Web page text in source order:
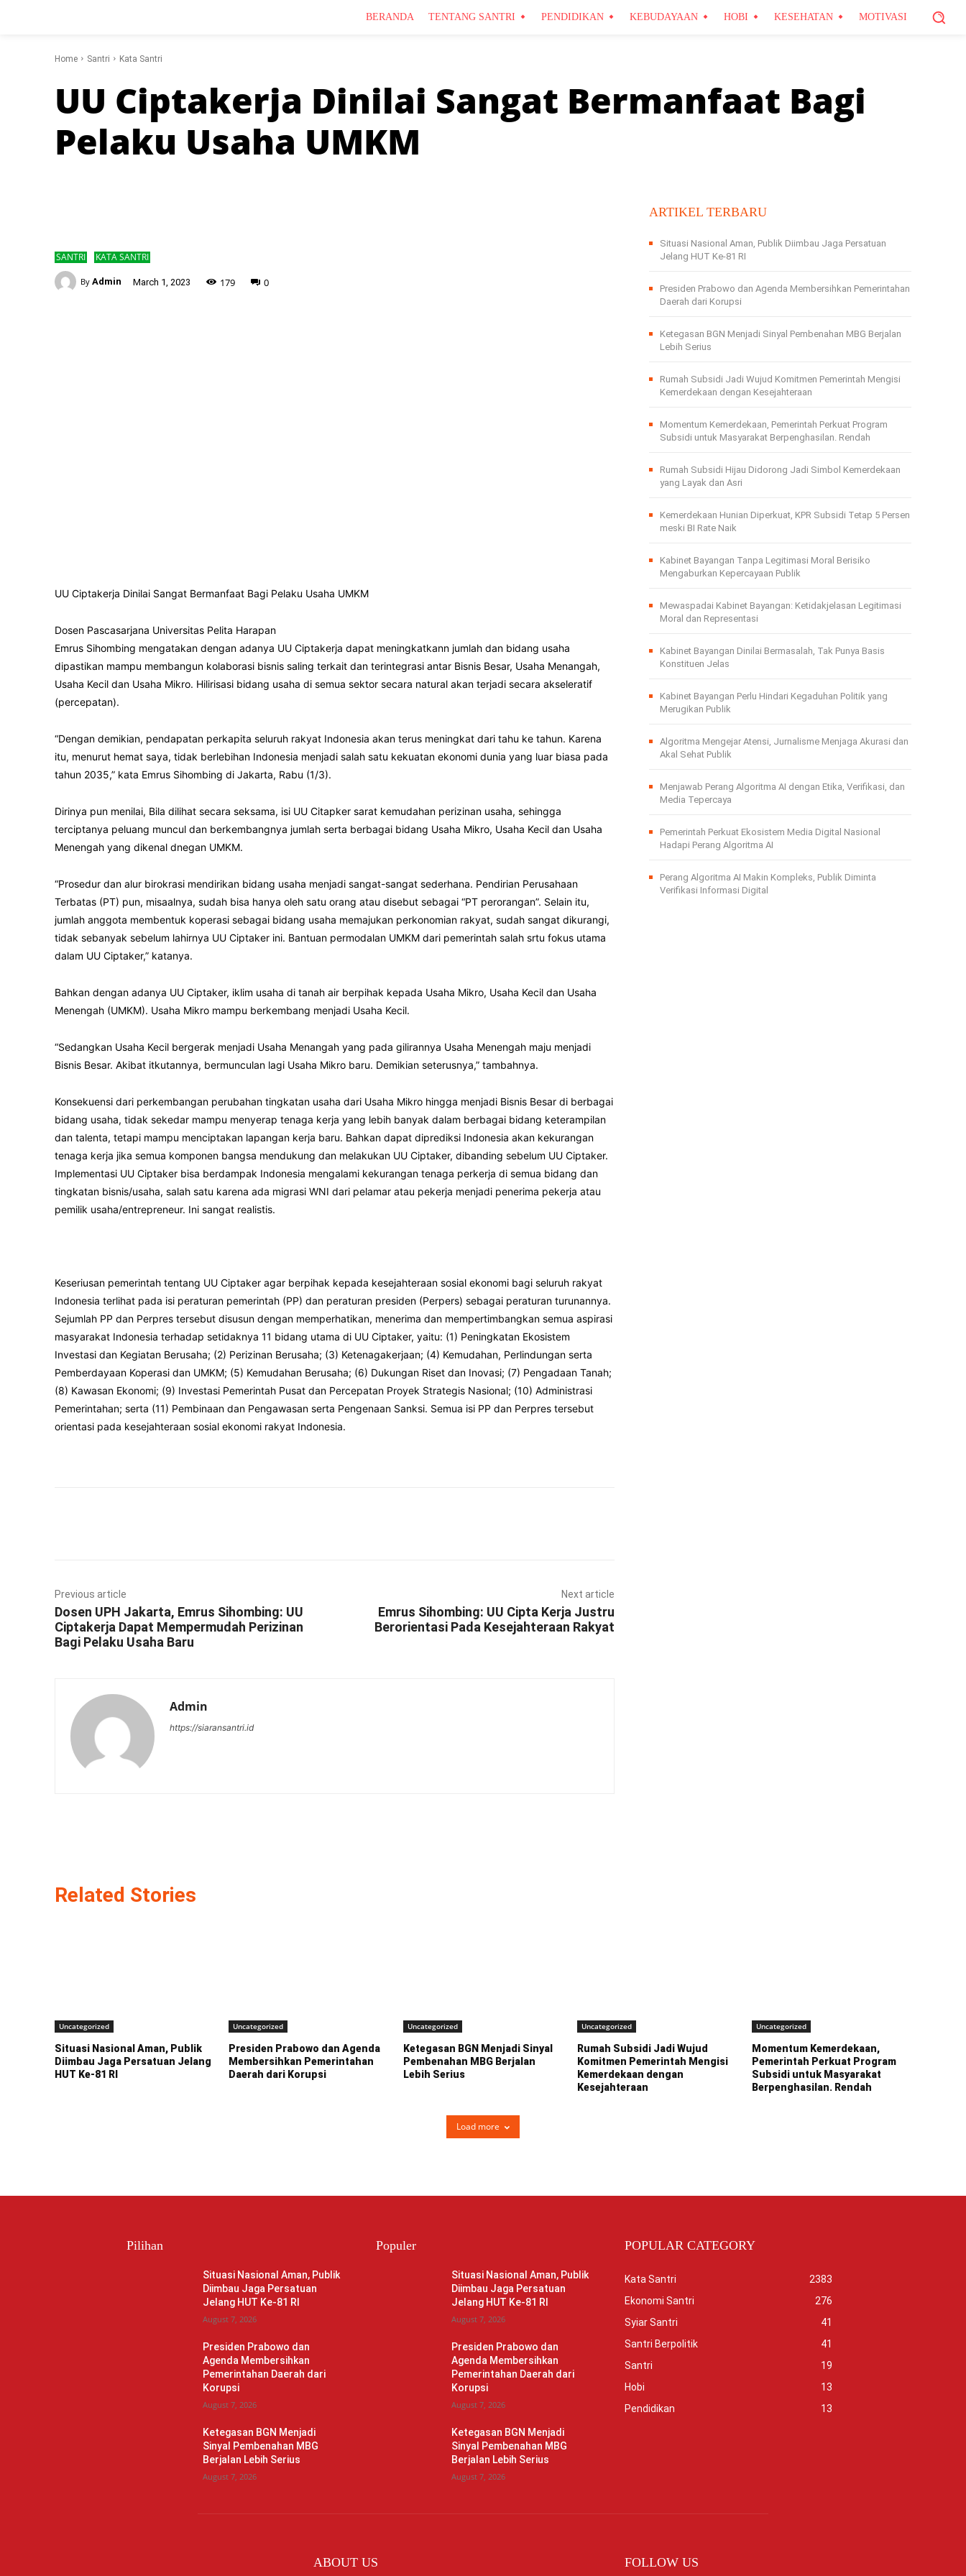
BERANDA TENTANG SANTRI PENDIDIKAN KEBUDAYAAN HOBI KESEHATAN MOTIVASI
Home Santri Kata Santri
UU Ciptakerja Dinilai Sangat Bermanfaat Bagi
Pelaku Usaha UMKM
SANTRI KATA SANTRI
By Admin March 1, 2023 179 0
UU Ciptakerja Dinilai Sangat Bermanfaat Bagi Pelaku Usaha UMKM
Dosen Pascasarjana Universitas Pelita Harapan
Emrus Sihombing mengatakan dengan adanya UU Ciptakerja dapat meningkatkann jumlah dan bidang usaha
dipastikan mampu membangun kolaborasi bisnis saling terkait dan terintegrasi antar Bisnis Besar, Usaha Menangah,
Usaha Kecil dan Usaha Mikro. Hilirisasi bidang usaha di semua sektor secara natural akan terjadi secara akseleratif
(percepatan).
“Dengan demikian, pendapatan perkapita seluruh rakyat Indonesia akan terus meningkat dari tahu ke tahun. Karena
itu, menurut hemat saya, tidak berlebihan Indonesia menjadi salah satu kekuatan ekonomi dunia yang luar biasa pada
tahun 2035,” kata Emrus Sihombing di Jakarta, Rabu (1/3).
Dirinya pun menilai, Bila dilihat secara seksama, isi UU Citapker sarat kemudahan perizinan usaha, sehingga
terciptanya peluang muncul dan berkembangnya jumlah serta berbagai bidang Usaha Mikro, Usaha Kecil dan Usaha
Menengah yang dikenal dnegan UMKM.
“Prosedur dan alur birokrasi mendirikan bidang usaha menjadi sangat-sangat sederhana. Pendirian Perusahaan
Terbatas (PT) pun, misaalnya, sudah bisa hanya oleh satu orang atau disebut sebagai “PT perorangan”. Selain itu,
jumlah anggota membentuk koperasi sebagai bidang usaha memajukan perkonomian rakyat, sudah sangat dikurangi,
tidak sebanyak sebelum lahirnya UU Ciptaker ini. Bantuan permodalan UMKM dari pemerintah salah srtu fokus utama
dalam UU Ciptaker,” katanya.
Bahkan dengan adanya UU Ciptaker, iklim usaha di tanah air berpihak kepada Usaha Mikro, Usaha Kecil dan Usaha
Menengah (UMKM). Usaha Mikro mampu berkembang menjadi Usaha Kecil.
“Sedangkan Usaha Kecil bergerak menjadi Usaha Menangah yang pada gilirannya Usaha Menengah maju menjadi
Bisnis Besar. Akibat itkutannya, bermunculan lagi Usaha Mikro baru. Demikian seterusnya,” tambahnya.
Konsekuensi dari perkembangan perubahan tingkatan usaha dari Usaha Mikro hingga menjadi Bisnis Besar di berbagai
bidang usaha, tidak sekedar mampu menyerap tenaga kerja yang lebih banyak dalam berbagai bidang keterampilan
dan talenta, tetapi mampu menciptakan lapangan kerja baru. Bahkan dapat diprediksi Indonesia akan kekurangan
tenaga kerja jika semua komponen bangsa mendukung dan melakukan UU Ciptaker, dibanding sebelum UU Ciptaker.
Implementasi UU Ciptaker bisa berdampak Indonesia mengalami kekurangan tenaga perkerja di semua bidang dan
tingkatan bisnis/usaha, salah satu karena ada migrasi WNI dari pelamar atau pekerja menjadi penerima pekerja atau
pemilik usaha/entrepreneur. Ini sangat realistis.
Keseriusan pemerintah tentang UU Ciptaker agar berpihak kepada kesejahteraan sosial ekonomi bagi seluruh rakyat
Indonesia terlihat pada isi peraturan pemerintah (PP) dan peraturan presiden (Perpers) sebagai peraturan turunannya.
Sejumlah PP dan Perpres tersebut disusun dengan memperhatikan, menerima dan mempertimbangkan semua aspirasi
masyarakat Indonesia terhadap setidaknya 11 bidang utama di UU Ciptaker, yaitu: (1) Peningkatan Ekosistem
Investasi dan Kegiatan Berusaha; (2) Perizinan Berusaha; (3) Ketenagakerjaan; (4) Kemudahan, Perlindungan serta
Pemberdayaan Koperasi dan UMKM; (5) Kemudahan Berusaha; (6) Dukungan Riset dan Inovasi; (7) Pengadaan Tanah;
(8) Kawasan Ekonomi; (9) Investasi Pemerintah Pusat dan Percepatan Proyek Strategis Nasional; (10) Administrasi
Pemerintahan; serta (11) Pembinaan dan Pengawasan serta Pengenaan Sanksi. Semua isi PP dan Perpres tersebut
orientasi pada kesejahteraan sosial ekonomi rakyat Indonesia.
Previous article
Dosen UPH Jakarta, Emrus Sihombing: UU
Ciptakerja Dapat Mempermudah Perizinan
Bagi Pelaku Usaha Baru
Next article
Emrus Sihombing: UU Cipta Kerja Justru
Berorientasi Pada Kesejahteraan Rakyat
Admin
https://siaransantri.id
ARTIKEL TERBARU
Situasi Nasional Aman, Publik Diimbau Jaga Persatuan
Jelang HUT Ke-81 RI
Presiden Prabowo dan Agenda Membersihkan Pemerintahan
Daerah dari Korupsi
Ketegasan BGN Menjadi Sinyal Pembenahan MBG Berjalan
Lebih Serius
Rumah Subsidi Jadi Wujud Komitmen Pemerintah Mengisi
Kemerdekaan dengan Kesejahteraan
Momentum Kemerdekaan, Pemerintah Perkuat Program
Subsidi untuk Masyarakat Berpenghasilan. Rendah
Rumah Subsidi Hijau Didorong Jadi Simbol Kemerdekaan
yang Layak dan Asri
Kemerdekaan Hunian Diperkuat, KPR Subsidi Tetap 5 Persen
meski BI Rate Naik
Kabinet Bayangan Tanpa Legitimasi Moral Berisiko
Mengaburkan Kepercayaan Publik
Mewaspadai Kabinet Bayangan: Ketidakjelasan Legitimasi
Moral dan Representasi
Kabinet Bayangan Dinilai Bermasalah, Tak Punya Basis
Konstituen Jelas
Kabinet Bayangan Perlu Hindari Kegaduhan Politik yang
Merugikan Publik
Algoritma Mengejar Atensi, Jurnalisme Menjaga Akurasi dan
Akal Sehat Publik
Menjawab Perang Algoritma AI dengan Etika, Verifikasi, dan
Media Tepercaya
Pemerintah Perkuat Ekosistem Media Digital Nasional
Hadapi Perang Algoritma AI
Perang Algoritma AI Makin Kompleks, Publik Diminta
Verifikasi Informasi Digital
Related Stories
Uncategorized
Situasi Nasional Aman, Publik
Diimbau Jaga Persatuan Jelang
HUT Ke-81 RI
Uncategorized
Presiden Prabowo dan Agenda
Membersihkan Pemerintahan
Daerah dari Korupsi
Uncategorized
Ketegasan BGN Menjadi Sinyal
Pembenahan MBG Berjalan
Lebih Serius
Uncategorized
Rumah Subsidi Jadi Wujud
Komitmen Pemerintah Mengisi
Kemerdekaan dengan
Kesejahteraan
Uncategorized
Momentum Kemerdekaan,
Pemerintah Perkuat Program
Subsidi untuk Masyarakat
Berpenghasilan. Rendah
Load more
Pilihan
Situasi Nasional Aman, Publik
Diimbau Jaga Persatuan
Jelang HUT Ke-81 RI
August 7, 2026
Presiden Prabowo dan
Agenda Membersihkan
Pemerintahan Daerah dari
Korupsi
August 7, 2026
Ketegasan BGN Menjadi
Sinyal Pembenahan MBG
Berjalan Lebih Serius
August 7, 2026
Populer
Situasi Nasional Aman, Publik
Diimbau Jaga Persatuan
Jelang HUT Ke-81 RI
August 7, 2026
Presiden Prabowo dan
Agenda Membersihkan
Pemerintahan Daerah dari
Korupsi
August 7, 2026
Ketegasan BGN Menjadi
Sinyal Pembenahan MBG
Berjalan Lebih Serius
August 7, 2026
POPULAR CATEGORY
Kata Santri
2383
Ekonomi Santri
276
Syiar Santri
41
Santri Berpolitik
41
Santri
19
Hobi
13
Pendidikan
13
ABOUT US FOLLOW US